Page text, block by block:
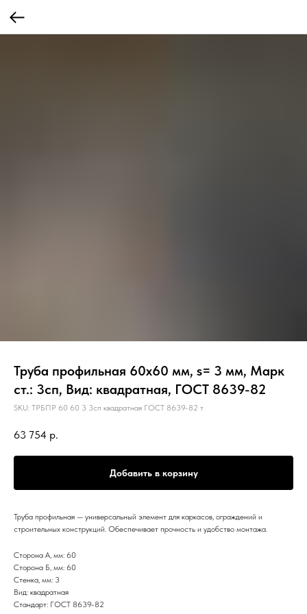
Труба профильная 60х60 мм, s= 3 мм, Марк
ст.: 3сп, Вид: квадратная, ГОСТ 8639-82
SKU: ТРБПР 60 60 3 3сп квадратная ГОСТ 8639-82 т
63 754 р.
Добавить в корзину
Труба профильная — универсальный элемент для каркасов, ограждений и
строительных конструкций. Обеспечивает прочность и удобство монтажа.
Сторона А, мм: 60
Сторона Б, мм: 60
Стенка, мм: 3
Вид: квадратная
Стандарт: ГОСТ 8639-82